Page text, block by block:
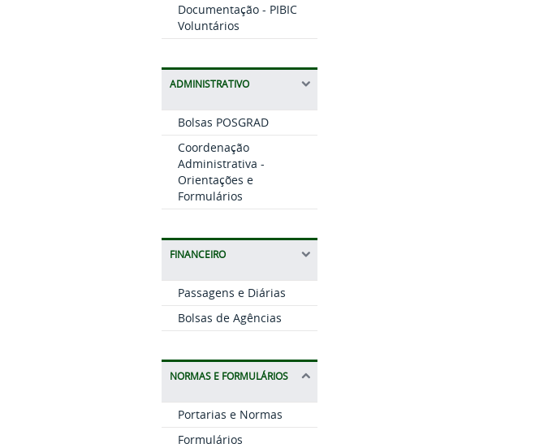
Documentação - PIBIC
Voluntários
ADMINISTRATIVO
Bolsas POSGRAD
Coordenação
Administrativa -
Orientações e
Formulários
FINANCEIRO
Passagens e Diárias
Bolsas de Agências
NORMAS E FORMULÁRIOS
Portarias e Normas
Formulários